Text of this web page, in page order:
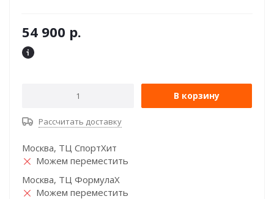
54 900 р.
В корзину
Рассчитать доставку
Москва, ТЦ СпортХит
Можем переместить
Москва, ТЦ ФормулаХ
Можем переместить